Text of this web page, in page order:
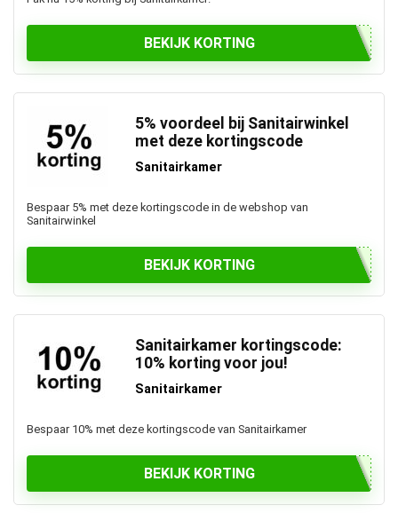
BEKIJK KORTING
5% voordeel bij Sanitairwinkel
met deze kortingscode
Sanitairkamer
Bespaar 5% met deze kortingscode in de webshop van
Sanitairwinkel
BEKIJK KORTING
Sanitairkamer kortingscode:
10% korting voor jou!
Sanitairkamer
Bespaar 10% met deze kortingscode van Sanitairkamer
BEKIJK KORTING